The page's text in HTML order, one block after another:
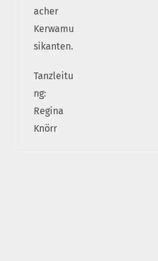
acher
Kerwamu
sikanten.
Tanzleitu
ng:
Regina
Knörr